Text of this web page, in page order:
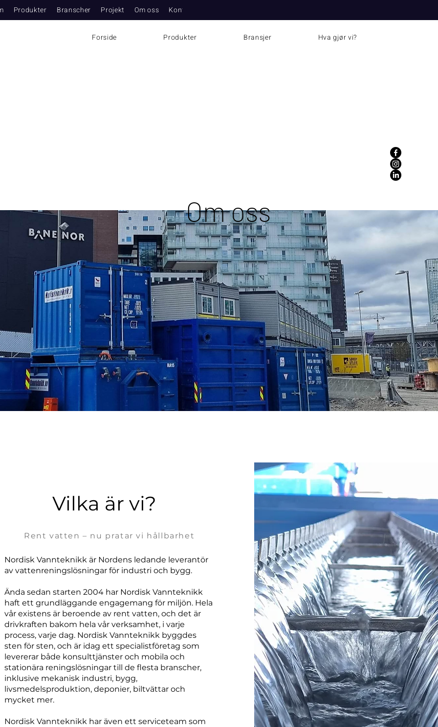
Produkter Branscher Projekt Om oss Kontakt
Forside Produkter Bransjer Hva gjør vi?
Om oss
Vilka är vi?
Rent vatten – nu pratar vi hållbarhet
Nordisk Vannteknikk är Nordens ledande leverantör
av vattenreningslösningar för industri och bygg.
Ända sedan starten 2004 har Nordisk Vannteknikk
haft ett grundläggande engagemang för miljön. Hela
vår existens är beroende av rent vatten, och det är
drivkraften bakom hela vår verksamhet, i varje
process, varje dag. Nordisk Vannteknikk byggdes
sten för sten, och är idag ett specialistföretag som
levererar både konsulttjänster och mobila och
stationära reningslösningar till de flesta branscher,
inklusive mekanisk industri, bygg,
livsmedelsproduktion, deponier, biltvättar och
mycket mer.
Nordisk Vannteknikk har även ett serviceteam som